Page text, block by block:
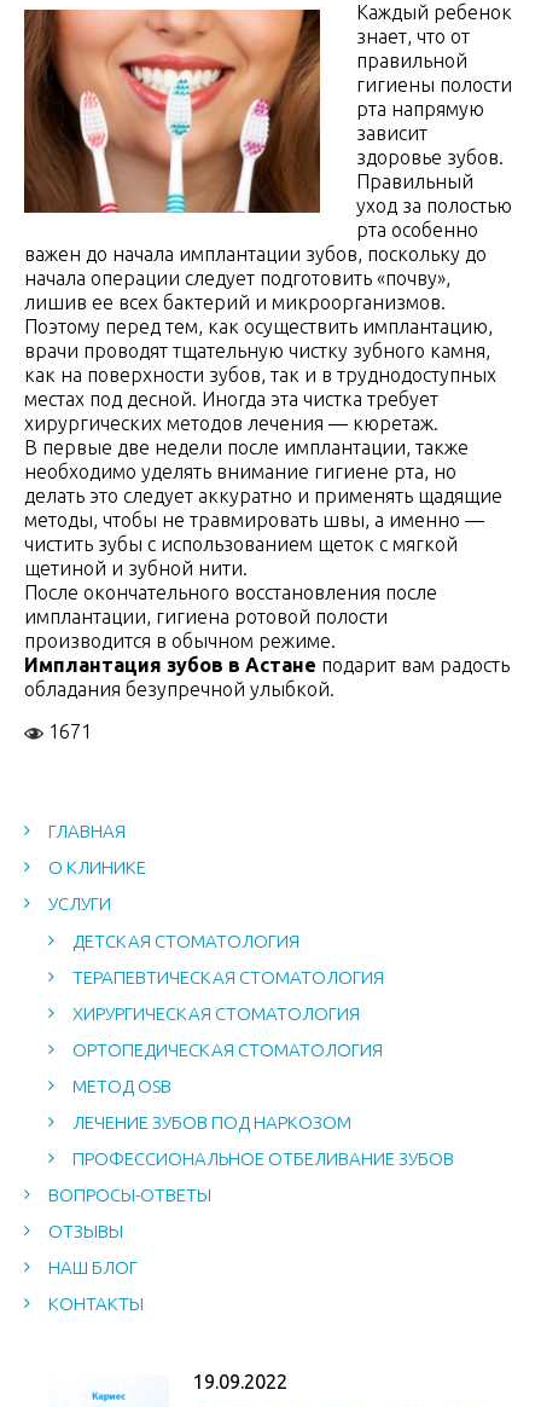
Каждый ребенок
знает, что от
правильной
гигиены полости
рта напрямую
зависит
здоровье зубов.
Правильный
уход за полостью
рта особенно
важен до начала имплантации зубов, поскольку до
начала операции следует подготовить «почву»,
лишив ее всех бактерий и микроорганизмов.
Поэтому перед тем, как осуществить имплантацию,
врачи проводят тщательную чистку зубного камня,
как на поверхности зубов, так и в труднодоступных
местах под десной. Иногда эта чистка требует
хирургических методов лечения — кюретаж.
В первые две недели после имплантации, также
необходимо уделять внимание гигиене рта, но
делать это следует аккуратно и применять щадящие
методы, чтобы не травмировать швы, а именно —
чистить зубы с использованием щеток с мягкой
щетиной и зубной нити.
После окончательного восстановления после
имплантации, гигиена ротовой полости
производится в обычном режиме.
Имплантация зубов в Астане подарит вам радость
обладания безупречной улыбкой.
1671
ГЛАВНАЯ
О КЛИНИКЕ
УСЛУГИ
ДЕТСКАЯ СТОМАТОЛОГИЯ
ТЕРАПЕВТИЧЕСКАЯ СТОМАТОЛОГИЯ
ХИРУРГИЧЕСКАЯ СТОМАТОЛОГИЯ
ОРТОПЕДИЧЕСКАЯ СТОМАТОЛОГИЯ
МЕТОД OSB
ЛЕЧЕНИЕ ЗУБОВ ПОД НАРКОЗОМ
ПРОФЕССИОНАЛЬНОЕ ОТБЕЛИВАНИЕ ЗУБОВ
ВОПРОСЫ-ОТВЕТЫ
ОТЗЫВЫ
НАШ БЛОГ
КОНТАКТЫ
19.09.2022